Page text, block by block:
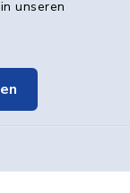
unseren